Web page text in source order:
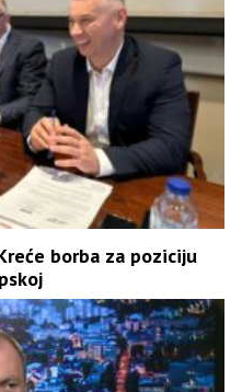
borba za poziciju